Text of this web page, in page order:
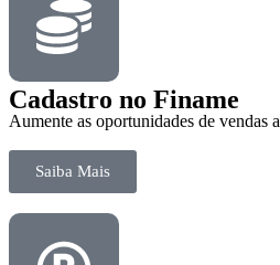
Cadastro no Finame
Aumente as oportunidades de vendas
Saiba Mais